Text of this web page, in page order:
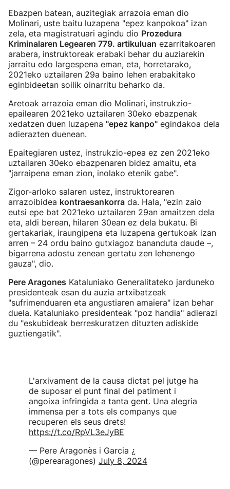
Ebazpen batean, auzitegiak arrazoia eman dio
Molinari, uste baitu luzapena "epez kanpokoa" izan
zela, eta magistratuari agindu dio Prozedura
Kriminalaren Legearen 779. artikuluan ezarritakoaren
arabera, instruktoreak erabaki behar du auziarekin
jarraitu edo largespena eman, eta, horretarako,
2021eko uztailaren 29a baino lehen erabakitako
eginbideetan soilik oinarritu beharko da.
Aretoak arrazoia eman dio Molinari, instrukzio-
epailearen 2021eko uztailaren 30eko ebazpenak
xedatzen duen luzapena "epez kanpo" egindakoa dela
adierazten duenean.
Epaitegiaren ustez, instrukzio-epea ez zen 2021eko
uztailaren 30eko ebazpenaren bidez amaitu, eta
"jarraipena eman zion, inolako etenik gabe".
Zigor-arloko salaren ustez, instruktorearen
arrazoibidea kontraesankorra da. Hala, "ezin zaio
eutsi epe bat 2021eko uztailaren 29an amaitzen dela
eta, aldi berean, hilaren 30ean ez dela bukatu. Bi
gertakariak, iraungipena eta luzapena gertukoak izan
arren – 24 ordu baino gutxiagoz bananduta daude –,
bigarrena adostu zenean gertatu zen lehenengo
gauza", dio.
Pere Aragones Kataluniako Generalitateko jarduneko
presidenteak esan du auzia artxibatzeak
"sufrimenduaren eta angustiaren amaiera" izan behar
duela. Kataluniako presidenteak "poz handia" adierazi
du "eskubideak berreskuratzen dituzten adiskide
guztiengatik".
L'arxivament de la causa dictat pel jutge ha
de suposar el punt final del patiment i
angoixa infringida a tanta gent. Una alegria
immensa per a tots els companys que
recuperen els seus drets!
https://t.co/RpVL3eJyBE
— Pere Aragonès i Garcia ¿
(@perearagones) July 8, 2024